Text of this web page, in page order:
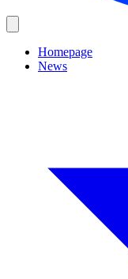
Homepage
News